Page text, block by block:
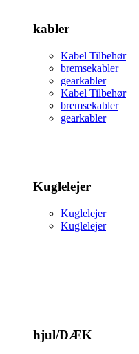
kabler
Kabel Tilbehør
bremsekabler
gearkabler
Kabel Tilbehør
bremsekabler
gearkabler
Kuglelejer
Kuglelejer
Kuglelejer
hjul/DÆK